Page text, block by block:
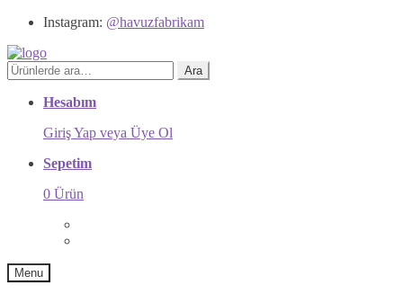
Instagram: @havuzfabrikam
Ara: Ara
Hesabım
Giriş Yap veya Üye Ol
Sepetim
0 Ürün
Menu